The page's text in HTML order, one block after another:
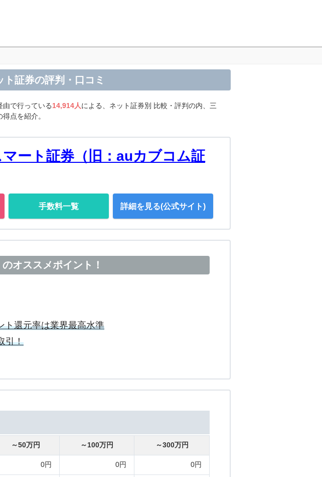
証券の評判・口コミ
で行っている14,914人による、ネット証券別 比較・評判の内、三
点を紹介。
ート証券（旧：auカブコム証
手数料一覧 詳細を見る(公式サイト)
オススメポイント！
ト還元率は業界最高水準
引！
～50万円 ～100万円 ～300万円
0円 0円 0円